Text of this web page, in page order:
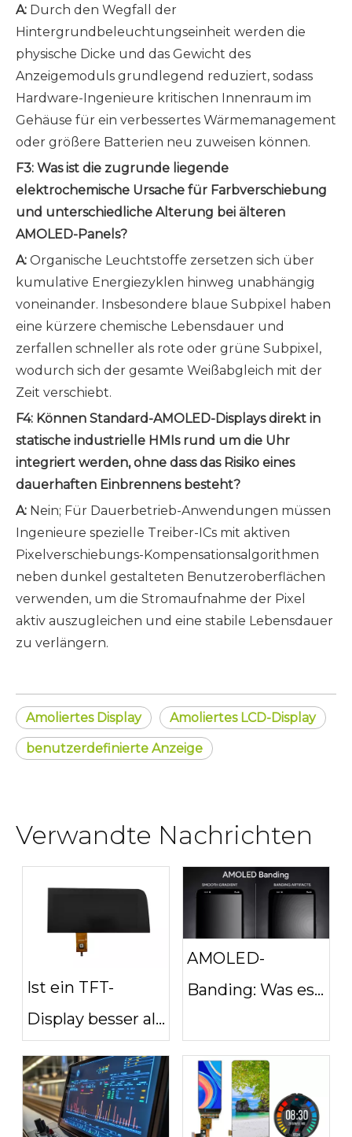
A: Durch den Wegfall der
Hintergrundbeleuchtungseinheit werden die
physische Dicke und das Gewicht des
Anzeigemoduls grundlegend reduziert, sodass
Hardware-Ingenieure kritischen Innenraum im
Gehäuse für ein verbessertes Wärmemanagement
oder größere Batterien neu zuweisen können.
F3: Was ist die zugrunde liegende
elektrochemische Ursache für Farbverschiebung
und unterschiedliche Alterung bei älteren
AMOLED-Panels?
A: Organische Leuchtstoffe zersetzen sich über
kumulative Energiezyklen hinweg unabhängig
voneinander. Insbesondere blaue Subpixel haben
eine kürzere chemische Lebensdauer und
zerfallen schneller als rote oder grüne Subpixel,
wodurch sich der gesamte Weißabgleich mit der
Zeit verschiebt.
F4: Können Standard-AMOLED-Displays direkt in
statische industrielle HMIs rund um die Uhr
integriert werden, ohne dass das Risiko eines
dauerhaften Einbrennens besteht?
A: Nein; Für Dauerbetrieb-Anwendungen müssen
Ingenieure spezielle Treiber-ICs mit aktiven
Pixelverschiebungs-Kompensationsalgorithmen
neben dunkel gestalteten Benutzeroberflächen
verwenden, um die Stromaufnahme der Pixel
aktiv auszugleichen und eine stabile Lebensdauer
zu verlängern.
Amoliertes Display Amoliertes LCD-Display
benutzerdefinierte Anzeige
Verwandte Nachrichten
Ist ein TFT-
Display besser als
ein AMOLED-
Display?
AMOLED-
Banding: Was es
wie man es
minimiert